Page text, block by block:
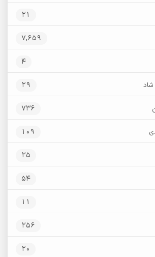
21
7,659
4
شاد 29
736
109
25
54
11
256
20